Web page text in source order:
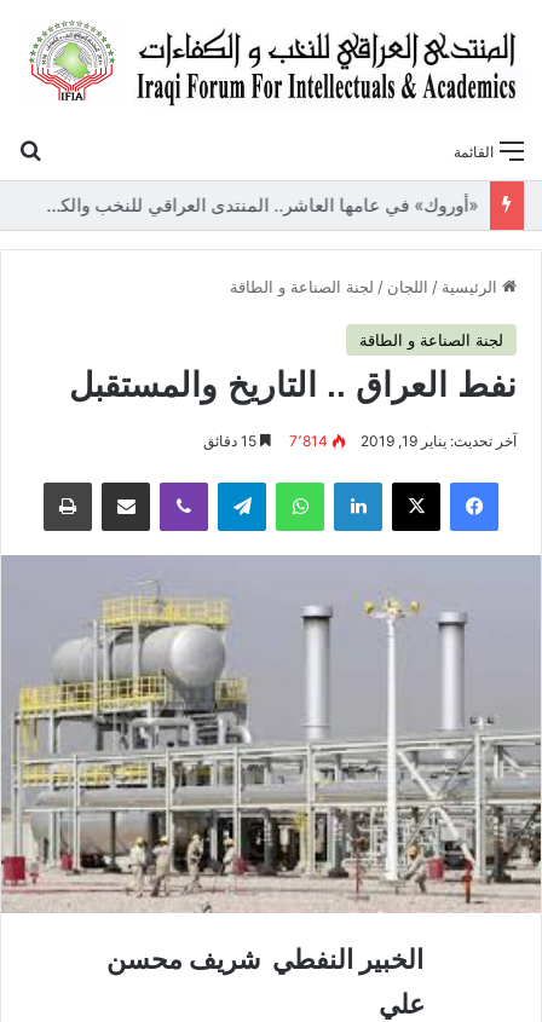
القائمة
«أوروك» في عامها العاشر.. المنتدى العراقي للنخب والكفاءات يصدر عددًا جديدًا ببحوث علمية تعالج قضايا الاقتصاد والطاقة
الرئيسية / اللجان / لجنة الصناعة و الطاقة
لجنة الصناعة و الطاقة
نفط العراق .. التاريخ والمستقبل
آخر تحديث: يناير 19, 2019 7٬814
فيسبوك لينكدإن واتساب
الخبير النفطي شريف محسن
علي